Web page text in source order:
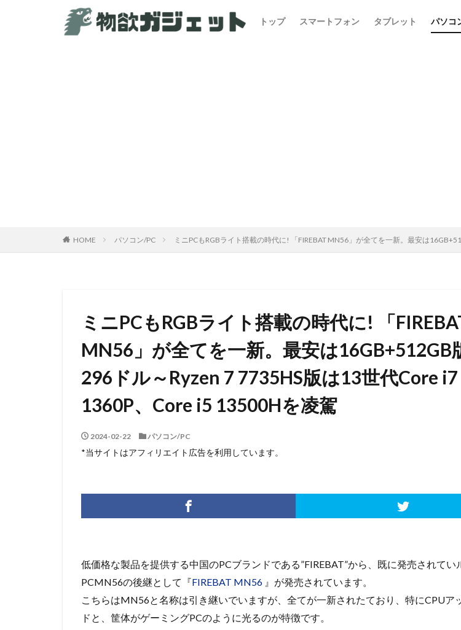
トップ スマートフォン タブレット パソコ
HOME パソコン/PC ミニPCもRGBライト搭載の時代に! 「FIREBAT MN56」が全てを一新。最安は
ミニPCもRGBライト搭載の時代に! 「
MN56」が全てを一新。最安は16GB+512GB
296ドル～Ryzen 7 7735HS版は13世代Core i7
1360P、Core i5 13500Hを凌駕
2024-02-22 パソコン/PC
*当サイトはアフィリエイト広告を利用しています。
低価格な製品を提供する中国のPCブランドである”FIREBAT”から、既に発売されてい
PCMN56の後継として『FIREBAT MN56 』が発売されています。
こちらはMN56と名称は引き継いでいますが、全てが一新されたており、特にCPUア
ドと、筐体がゲーミングPCのように光るのが特徴です。